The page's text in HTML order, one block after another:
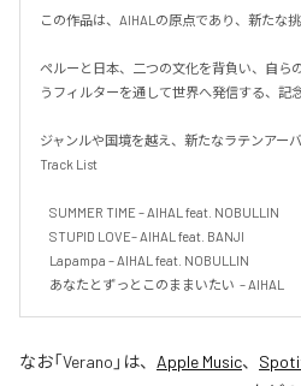
この作品は、AIHALの原点であり、新たな挑
ペルーと日本、二つの文化を背負い、自ら
うフィルターを通して世界へ発信する、記
ジャンルや国境を越え、新たなラテンアー
Track List
    あなたとずっとこのままいたい  – AIHAL
なお「Verano 」は、 Apple Music、